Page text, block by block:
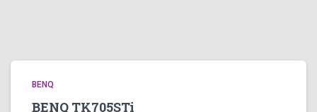
BENQ
BENQ TK705STi